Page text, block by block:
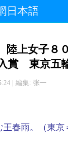
日本語
観 光
国 際
陸上女子８
賞 東京五
| 編集: 张一
春雨。（東京